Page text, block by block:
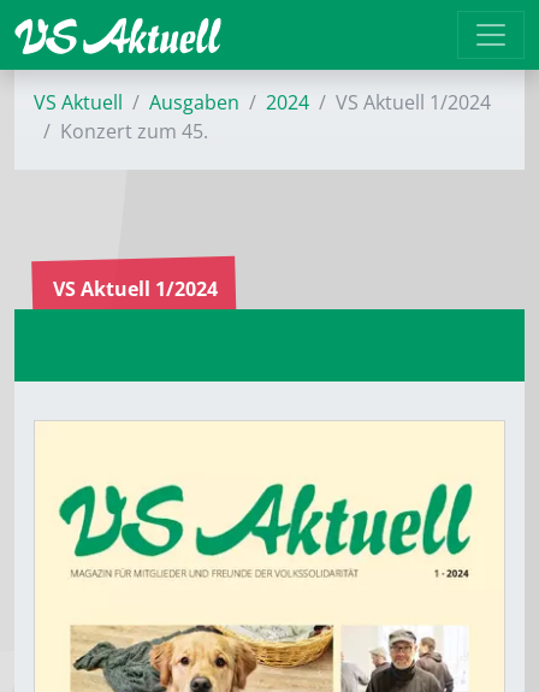
VS Aktuell Ausgaben 2024
VS Aktuell 1/2024
Konzert zum 45.
VS Aktuell 1/2024